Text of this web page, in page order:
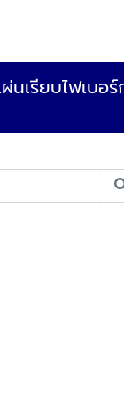
นเรียบไฟเบ